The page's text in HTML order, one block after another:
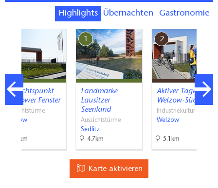
Highlights Übernachten Gastronomie
Aussichtspunkt
Welzower Fenster
Aussichtstürme
Welzow
6.9km
1
Landmarke
Lausitzer
Seenland
Aussichtstürme
Sedlitz
4.7km
2
Aktiver Tagebau
Welzow-Süd
Industriekultur
Welzow
5.1km
Karte aktivieren